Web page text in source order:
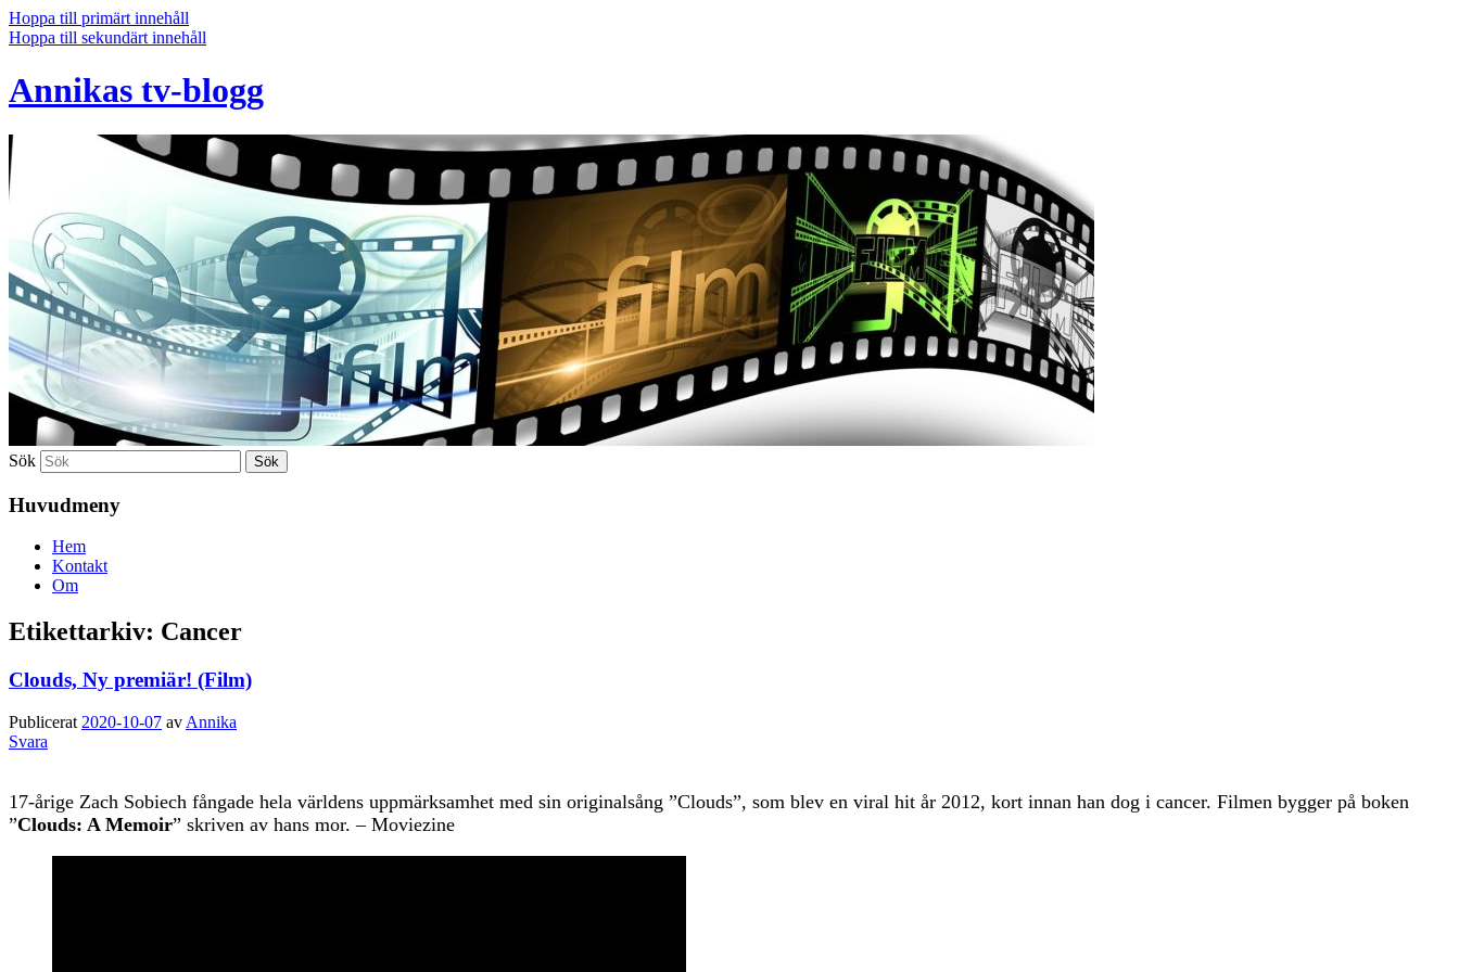
Hoppa till primärt innehåll
Hoppa till sekundärt innehåll
Annikas tv-blogg
Sök
Huvudmeny
Hem
Kontakt
Om
Etikettarkiv: Cancer
Clouds, Ny premiär! (Film)
Publicerat 2020-10-07 av Annika
Svara
17-årige Zach Sobiech fångade hela världens uppmärksamhet med sin originalsång ”Clouds”, som blev en viral hit år 2012, kort innan han dog i cancer. Filmen bygger på boken
”Clouds: A Memoir” skriven av hans mor. – Moviezine